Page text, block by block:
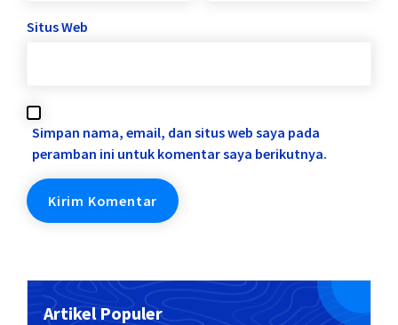
Situs Web
Simpan nama, email, dan situs web saya pada
peramban ini untuk komentar saya berikutnya.
Artikel Populer